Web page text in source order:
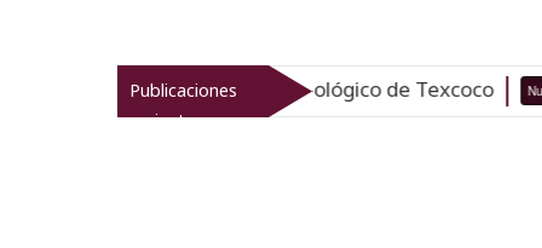
Publicaciones
recientes
el patrimonio arqueológico de Texcoco Nuevo